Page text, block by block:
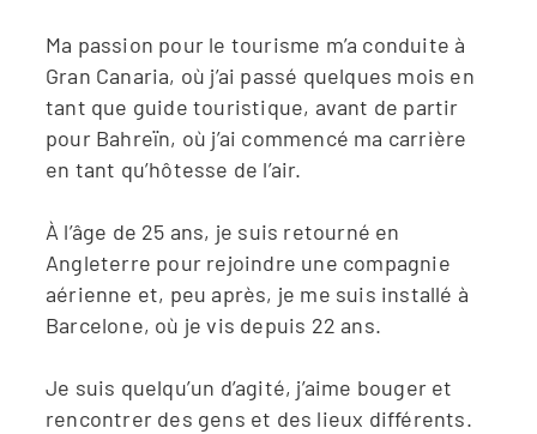
Ma passion pour le tourisme m’a conduite à
Gran Canaria, où j’ai passé quelques mois en
tant que guide touristique, avant de partir
pour Bahreïn, où j’ai commencé ma carrière
en tant qu’hôtesse de l’air.
À l’âge de 25 ans, je suis retourné en
Angleterre pour rejoindre une compagnie
aérienne et, peu après, je me suis installé à
Barcelone, où je vis depuis 22 ans.
Je suis quelqu’un d’agité, j’aime bouger et
rencontrer des gens et des lieux différents.